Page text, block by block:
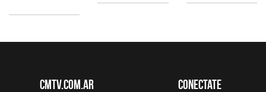
CMTV.com.ar Conectate